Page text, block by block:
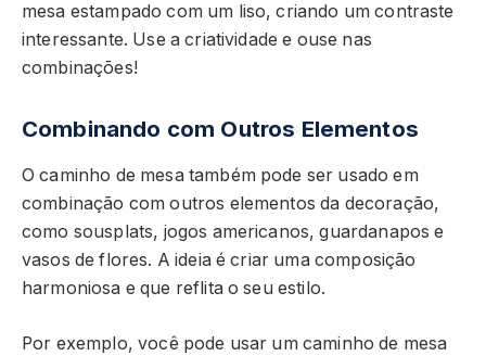
mesa estampado com um liso, criando um contraste
interessante. Use a criatividade e ouse nas
combinações!
Combinando com Outros Elementos
O caminho de mesa também pode ser usado em
combinação com outros elementos da decoração,
como sousplats, jogos americanos, guardanapos e
vasos de flores. A ideia é criar uma composição
harmoniosa e que reflita o seu estilo.
Por exemplo, você pode usar um caminho de mesa